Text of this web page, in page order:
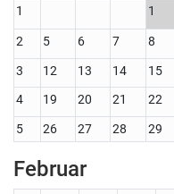
1 1
2 5 6 7 8
3 12 13 14 15
4
19 20 21 22
5 26 27 28 29
Februar